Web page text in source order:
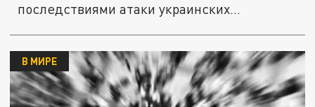
последствиями атаки украинских...
В МИРЕ